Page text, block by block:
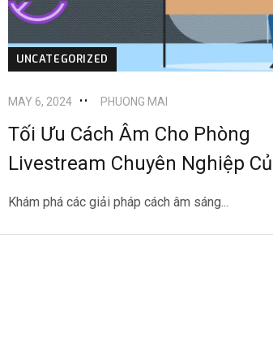
UNCATEGORIZED
MAY 6, 2024 PHUONG MAI
Tối Ưu Cách Âm Cho Phòng
Livestream Chuyên Nghiệp
Khám phá các giải pháp cách âm sáng...